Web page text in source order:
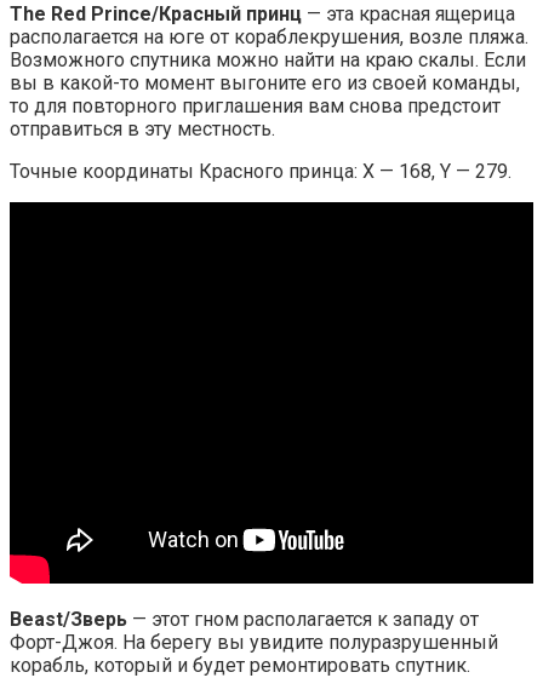
The Red Prince/Красный принц — эта красная ящерица
располагается на юге от кораблекрушения, возле пляжа.
Возможного спутника можно найти на краю скалы. Если
вы в какой-то момент выгоните его из своей команды,
то для повторного приглашения вам снова предстоит
отправиться в эту местность.
Точные координаты Красного принца: X — 168, Y — 279.
Beast/Зверь — этот гном располагается к западу от
Форт-Джоя. На берегу вы увидите полуразрушенный
корабль, который и будет ремонтировать спутник.